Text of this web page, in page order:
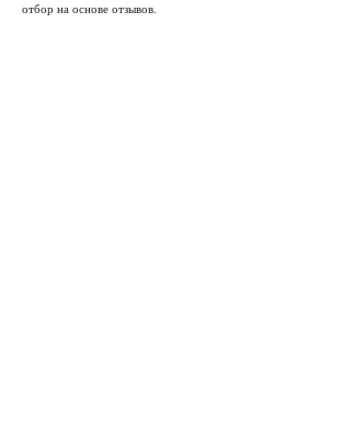
отбор на основе отзывов.